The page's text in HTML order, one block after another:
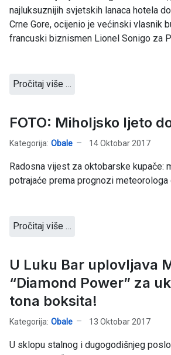
najluksuznijih svjetskih lanaca hotela
Crne Gore, ocijenio je većinski vlasnik
francuski biznismen Lionel Sonigo za
Pročitaj više …
FOTO: Miholjsko ljeto
Kategorija: Obale 14 Oktobar 2017
Radosna vijest za oktobarske kupače:
potrajaće prema prognozi meteorologa
Pročitaj više …
U Luku Bar uplovljava
“Diamond Power” za
tona boksita!
Kategorija: Obale 13 Oktobar 2017
U sklopu stalnog i dugogodišnjeg